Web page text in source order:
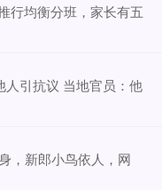
行均衡分班，家长有五
人引抗议 当地官员：他
，新郎小鸟依人，网